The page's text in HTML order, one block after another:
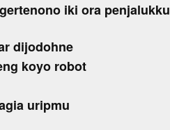
iki ora penjalukku
dijodohne
koyo robot
uripmu